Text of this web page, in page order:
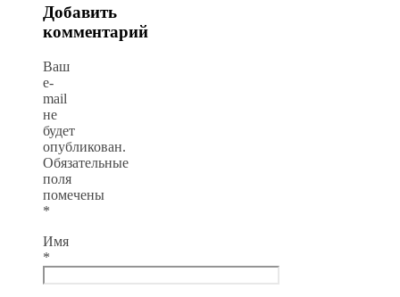
Добавить
комментарий
Ваш
e-
mail
не
будет
опубликован.
Обязательные
поля
помечены
*
Имя
*